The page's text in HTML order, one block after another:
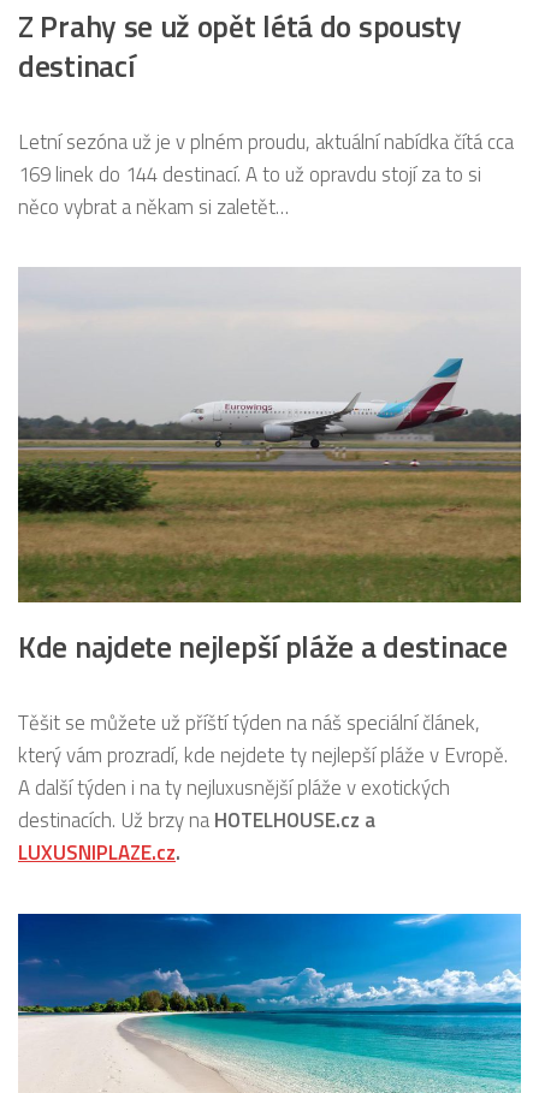
Z Prahy se už opět létá do spousty
destinací
Letní sezóna už je v plném proudu, aktuální nabídka čítá cca
169 linek do 144 destinací. A to už opravdu stojí za to si
něco vybrat a někam si zaletět…
Kde najdete nejlepší pláže a destinace
Těšit se můžete už příští týden na náš speciální článek,
který vám prozradí, kde nejdete ty nejlepší pláže v Evropě.
A další týden i na ty nejluxusnější pláže v exotických
destinacích. Už brzy naHOTELHOUSE.cz a
LUXUSNIPLAZE.cz.